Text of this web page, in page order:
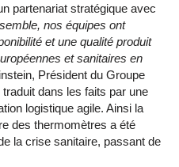
partenariat stratégique avec
nos équipes ont
et une qualité produit
et sanitaires en
Président du Groupe
dans les faits par une
logistique agile. Ainsi la
des thermomètres a été
la crise sanitaire, passant de